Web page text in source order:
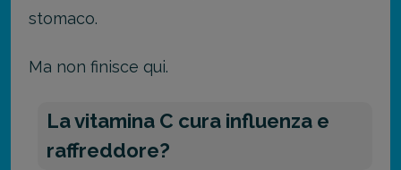
stomaco.
Ma non finisce qui.
La vitamina C cura influenza e
raffreddore?